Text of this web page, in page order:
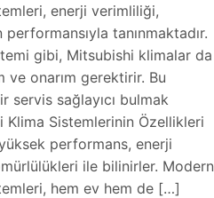
enerji verimliliği,
performansıyla tanınmaktadır.
gibi, Mitsubishi klimalar da
ve onarım gerektirir. Bu
servis sağlayıcı bulmak
Klima Sistemlerinin Özellikleri
performans, enerji
ile bilinirler. Modern
hem ev hem de […]